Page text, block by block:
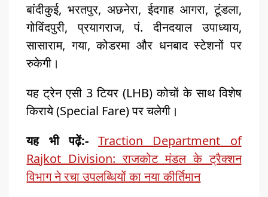
बांदीकुई, भरतपुर, अछनेरा, ईदगाह आगरा, टूंडला,
गोविंदपुरी, प्रयागराज, पं. दीनदयाल उपाध्याय,
सासाराम, गया, कोडरमा और धनबाद स्टेशनों पर
रुकेगी।
यह ट्रेन एसी 3 टियर (LHB) कोचों के साथ विशेष
किराये (Special Fare) पर चलेगी।
यह भी पढ़ें:-
Traction Department of
Rajkot Division: राजकोट मंडल के ट्रैक्शन
विभाग ने रचा उपलब्धियों का नया कीर्तिमान